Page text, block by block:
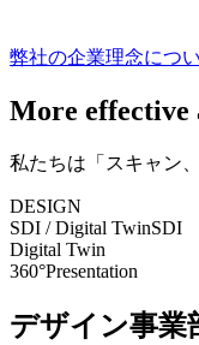
弊社の企業理念につ
More effective
私たちは「スキャン
DESIGN
SDI / Digital TwinSDI
Digital Twin
360°Presentation
デザイン事業